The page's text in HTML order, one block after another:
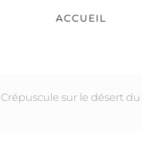
ACCUEIL
Crépuscule sur le désert